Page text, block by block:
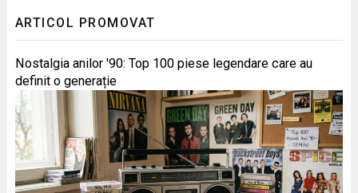
ARTICOL PROMOVAT
Nostalgia anilor '90: Top 100 piese legendare care au
definit o generație